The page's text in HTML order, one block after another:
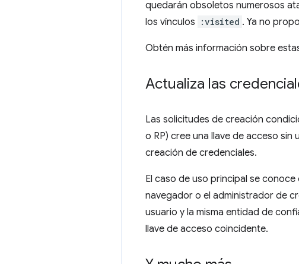
quedarán obsoletos numerosos
los vínculos
:visited . Ya no
Obtén más información sobre
Actualiza las
Las solicitudes de creación
o RP) cree una llave de acceso
creación de credenciales.
El caso de uso principal se
navegador o el administrador de
usuario y la misma entidad de
llave de acceso coincidente.